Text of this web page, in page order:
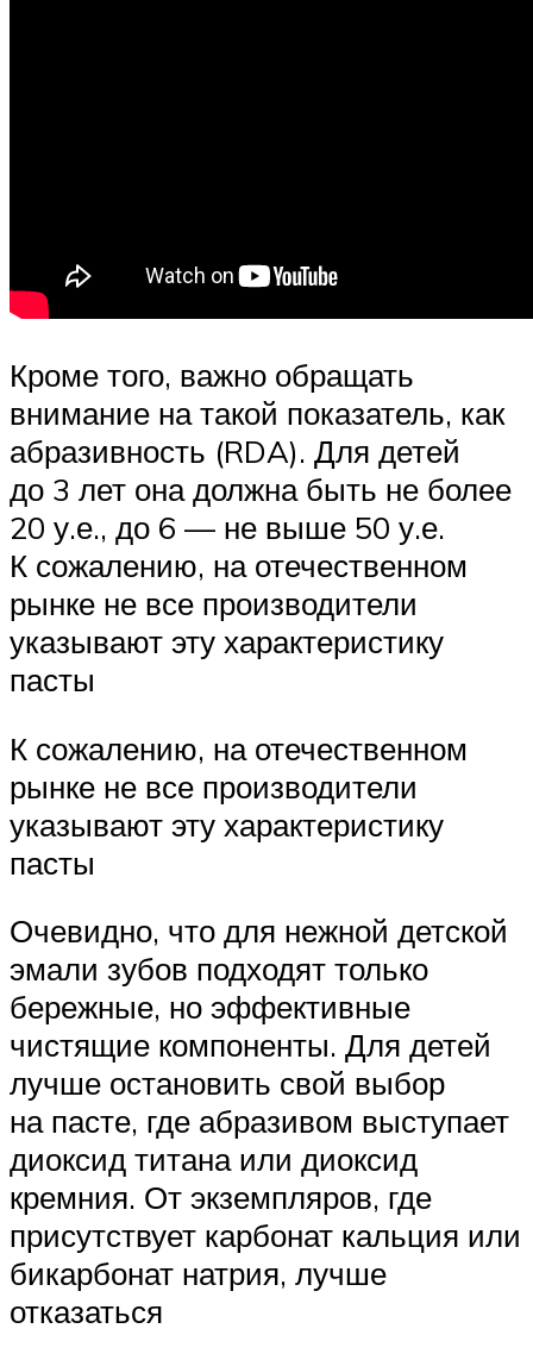
Кроме того, важно обращать
внимание на такой показатель, как
абразивность (RDA). Для детей
до 3 лет она должна быть не более
20 у.е., до 6 — не выше 50 у.е.
К сожалению, на отечественном
рынке не все производители
указывают эту характеристику
пасты
К сожалению, на отечественном
рынке не все производители
указывают эту характеристику
пасты
Очевидно, что для нежной детской
эмали зубов подходят только
бережные, но эффективные
чистящие компоненты. Для детей
лучше остановить свой выбор
на пасте, где абразивом выступает
диоксид титана или диоксид
кремния. От экземпляров, где
присутствует карбонат кальция или
бикарбонат натрия, лучше
отказаться